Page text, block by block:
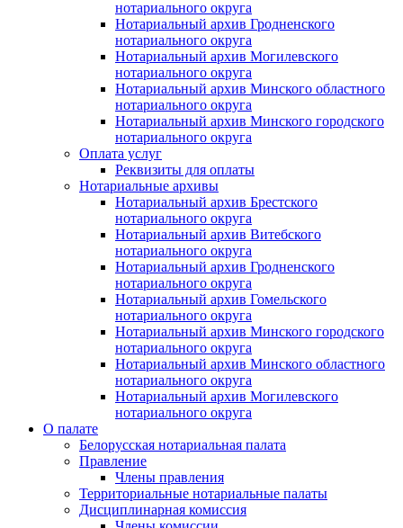
нотариального округа
Нотариальный архив Гродненского
нотариального округа
Нотариальный архив Могилевского
нотариального округа
Нотариальный архив Минского областного
нотариального округа
Нотариальный архив Минского городского
нотариального округа
Оплата услуг
Реквизиты для оплаты
Нотариальные архивы
Нотариальный архив Брестского
нотариального округа
Нотариальный архив Витебского
нотариального округа
Нотариальный архив Гродненского
нотариального округа
Нотариальный архив Гомельского
нотариального округа
Нотариальный архив Минского городского
нотариального округа
Нотариальный архив Минского областного
нотариального округа
Нотариальный архив Могилевского
нотариального округа
О палате
Белорусская нотариальная палата
Правление
Члены правления
Территориальные нотариальные палаты
Дисциплинарная комиссия